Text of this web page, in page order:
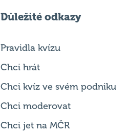
Důležité odkazy
Pravidla kvízu
Chci hrát
Chci kvíz ve svém podniku
Chci moderovat
Chci jet na MČR